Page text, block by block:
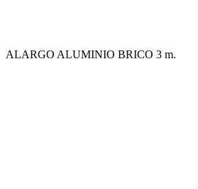
ALARGO ALUMINIO BRICO 3 m.